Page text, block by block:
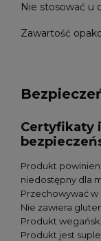
Nie stosować u
Zawartość
Certyfikaty
Produkt
niedostępny dla
Przechowywać w
Nie zawiera
Produkt
Produkt jest